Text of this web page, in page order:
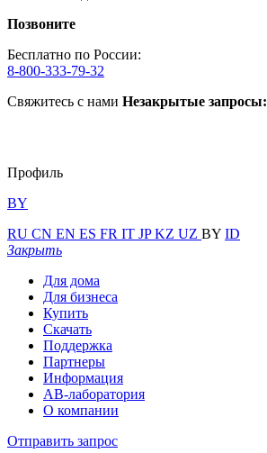
Позвоните
Бесплатно по России:
8-800-333-79-32
Свяжитесь с нами Незакрытые запросы:
Профиль
BY
RU CN EN ES FR IT JPKZ UZ BY ID
Закрыть
Для дома
Для бизнеса
Купить
Скачать
Поддержка
Партнеры
Информация
АВ-лаборатория
О компании
Отправить запрос